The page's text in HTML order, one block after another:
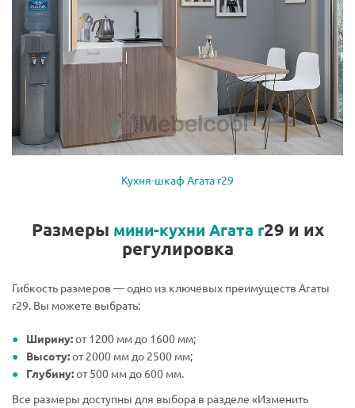
Кухня-шкаф Агата r29
Размеры мини-кухни Агата r29 и их
регулировка
Гибкость размеров — одно из ключевых преимуществ Агаты
r29. Вы можете выбрать:
Ширину:от 1200 мм до 1600 мм;
Высоту:от 2000 мм до 2500 мм;
Глубину:от 500 мм до 600 мм.
Все размеры доступны для выбора в разделе «Изменить